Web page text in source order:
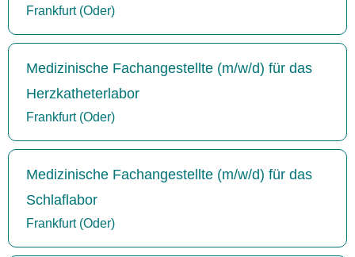
Frankfurt (Oder)
Medizinische Fachangestellte (m/w/d) für das
Herzkatheterlabor
Frankfurt (Oder)
Medizinische Fachangestellte (m/w/d) für das
Schlaflabor
Frankfurt (Oder)